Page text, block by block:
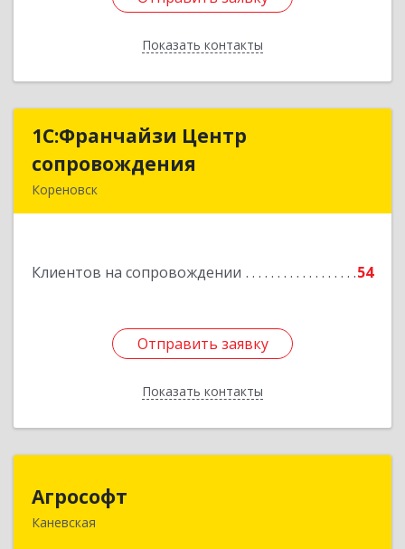
Показать контакты
Назад
1С:Франчайзи Центр
сопровождения
Кореновск
Клиентов на сопровождении 54
Отправить заявку
Показать контакты
1С:Франчайзи Центр
Отправить заявку
Назад
Агрософт
Каневская
353730, Краснодарский край, Каневская ст-ца,